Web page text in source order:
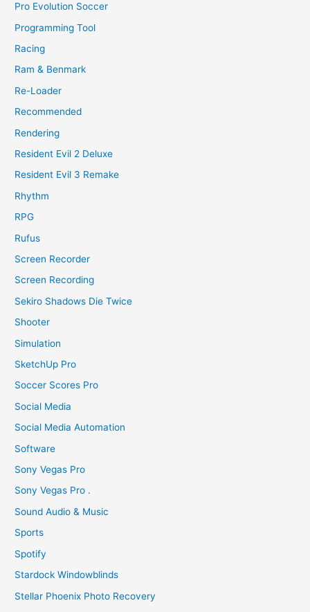
Pro Evolution Soccer
Programming Tool
Racing
Ram & Benmark
Re-Loader
Recommended
Rendering
Resident Evil 2 Deluxe
Resident Evil 3 Remake
Rhythm
RPG
Rufus
Screen Recorder
Screen Recording
Sekiro Shadows Die Twice
Shooter
Simulation
SketchUp Pro
Soccer Scores Pro
Social Media
Social Media Automation
Software
Sony Vegas Pro
Sony Vegas Pro .
Sound Audio & Music
Sports
Spotify
Stardock Windowblinds
Stellar Phoenix Photo Recovery